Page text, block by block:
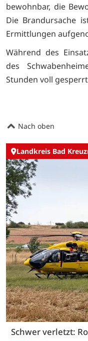
bewohnbar, die
Die Brandursache
Ermittlungen
Während des
des
Stunden voll
Nach oben
Landkreis Bad
Schwer verletzt: